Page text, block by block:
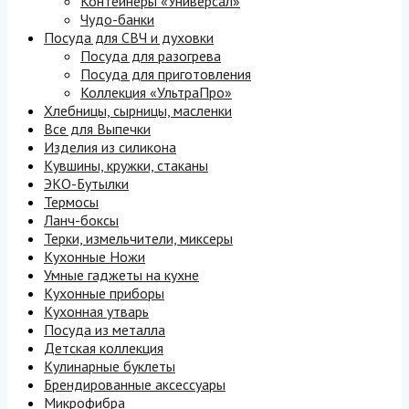
Чудо-банки
Посуда для СВЧ и духовки
Посуда для разогрева
Посуда для приготовления
Коллекция «УльтраПро»
Хлебницы, сырницы, масленки
Все для Выпечки
Изделия из силикона
Кувшины, кружки, стаканы
ЭКО-Бутылки
Термосы
Ланч-боксы
Терки, измельчители, миксеры
Кухонные Ножи
Умные гаджеты на кухне
Кухонные приборы
Кухонная утварь
Посуда из металла
Детская коллекция
Кулинарные буклеты
Брендированные аксессуары
Микрофибра